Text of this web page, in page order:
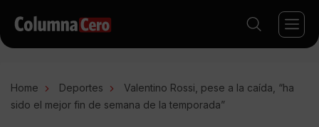
Home Deportes
Valentino Rossi, pese a la caída, “ha
sido el mejor fin de semana de la temporada”